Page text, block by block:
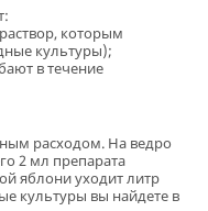
которым
культуры);
в течение
расходом. На ведро
2 мл препарата
яблони уходит литр
культуры вы найдете в